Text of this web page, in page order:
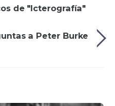
de "Icterografía"
a Peter Burke